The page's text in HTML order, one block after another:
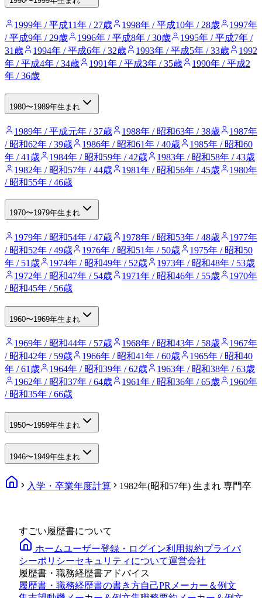
1999年 / 平成11年 / 27歳 1998年 / 平成10年 / 28歳
1997年
/ 平成9年 / 29歳
1996年 / 平成8年 / 30歳
1995年 / 平成7年 /
31歳
1994年 / 平成6年 / 32歳 1993年 / 平成5年 / 33歳
1992
年 / 平成4年 / 34歳
1991年 / 平成3年 / 35歳
1990年 / 平成2
年 / 36歳
1980〜1989年生まれ
1989年 / 平成元年 / 37歳 1988年 / 昭和63年 / 38歳
1987年
/ 昭和62年 / 39歳
1986年 / 昭和61年 / 40歳
1985年 / 昭和60
年 / 41歳
1984年 / 昭和59年 / 42歳
1983年 / 昭和58年 / 43歳
1982年 / 昭和57年 / 44歳
1981年 / 昭和56年 / 45歳
1980年
/ 昭和55年 / 46歳
1970〜1979年生まれ
1979年 / 昭和54年 / 47歳 1978年 / 昭和53年 / 48歳
1977年
/ 昭和52年 / 49歳
1976年 / 昭和51年 / 50歳
1975年 / 昭和50
年 / 51歳
1974年 / 昭和49年 / 52歳
1973年 / 昭和48年 / 53歳
1972年 / 昭和47年 / 54歳
1971年 / 昭和46年 / 55歳
1970年
/ 昭和45年 / 56歳
1960〜1969年生まれ
1969年 / 昭和44年 / 57歳 1968年 / 昭和43年 / 58歳
1967年
/ 昭和42年 / 59歳
1966年 / 昭和41年 / 60歳
1965年 / 昭和40
年 / 61歳
1964年 / 昭和39年 / 62歳
1963年 / 昭和38年 / 63歳
1962年 / 昭和37年 / 64歳
1961年 / 昭和36年 / 65歳
1960年
/ 昭和35年 / 66歳
1950〜1959年生まれ
1946〜1949年生まれ
入学・卒業年度計算 1982年(昭和57年) 生まれ 専門卒
すごい履歴書について
ホームユーザー登録・ログイン利用規約プライバ
シーポリシーセキュリティについて運営会社
履歴書・職務経歴書アドバイス
履歴書・職務経歴書の書き方自己PRメーカー＆例文